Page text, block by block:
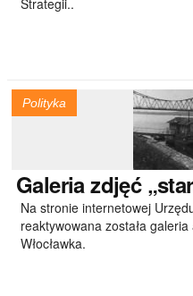
Strategii..
Polityka
Galeriazdjęć
Na stronie internetowej
reaktywowana została
Włocławka.